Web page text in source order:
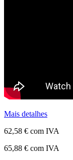
Mais detalhes
62,58 € com IVA
65,88 € com IVA